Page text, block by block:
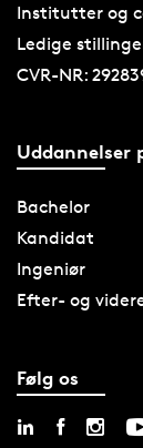
Institutter og
Ledige
CVR-NR:
Uddannelser
Bachelor
Kandidat
Ingeniør
Efter- og
Følg os